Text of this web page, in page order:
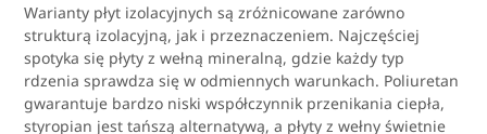
Warianty płyt izolacyjnych są zróżnicowane zarówno
strukturą izolacyjną, jak i przeznaczeniem. Najczęściej
spotyka się płyty z wełną mineralną, gdzie każdy typ
rdzenia sprawdza się w odmiennych warunkach. Poliuretan
gwarantuje bardzo niski współczynnik przenikania ciepła,
styropian jest tańszą alternatywą, a płyty z wełny świetnie